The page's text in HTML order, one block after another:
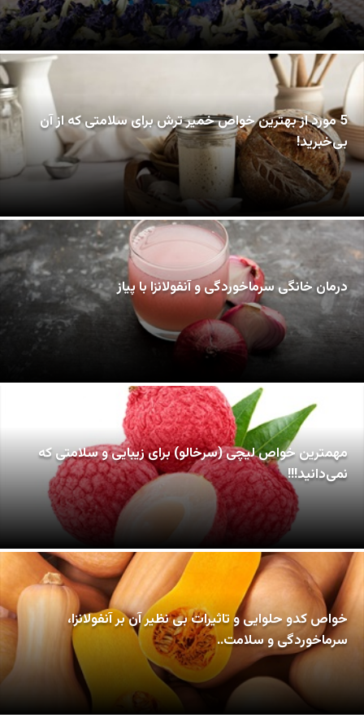
5 مورد از بهترین خواص خمیر ترش برای سلامتی که از آن
بی‌خبرید!
درمان خانگی سرماخوردگی و آنفولانزا با پیاز
مهمترین خواص لیچی (سرخالو) برای زیبایی و سلامتی که
نمی‌دانید!!!
خواص کدو حلوایی و تاثیرات بی نظیر آن بر آنفولانزا،
سرماخوردگی و سلامت..